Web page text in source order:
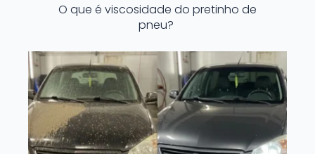
O que é viscosidade do pretinho de
pneu?